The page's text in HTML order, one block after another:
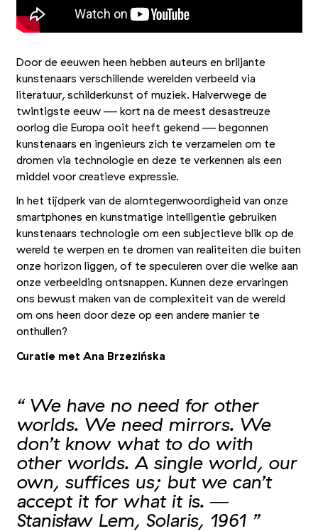
Door de eeuwen heen hebben auteurs en briljante
kunstenaars verschillende werelden verbeeld via
literatuur, schilderkunst of muziek. Halverwege de
twintigste eeuw — kort na de meest desastreuze
oorlog die Europa ooit heeft gekend — begonnen
kunstenaars en ingenieurs zich te verzamelen om te
dromen via technologie en deze te verkennen als een
middel voor creatieve expressie.
In het tijdperk van de alomtegenwoordigheid van onze
smartphones en kunstmatige intelligentie gebruiken
kunstenaars technologie om een subjectieve blik op de
wereld te werpen en te dromen van realiteiten die buiten
onze horizon liggen, of te speculeren over die welke aan
onze verbeelding ontsnappen. Kunnen deze ervaringen
ons bewust maken van de complexiteit van de wereld
om ons heen door deze op een andere manier te
onthullen?
Curatie met Ana Brzezińska
“ We have no need for other
worlds. We need mirrors. We
don’t know what to do with
other worlds. A single world, our
own, suffices us; but we can’t
accept it for what it is. ―
Stanisław Lem, Solaris, 1961 ”